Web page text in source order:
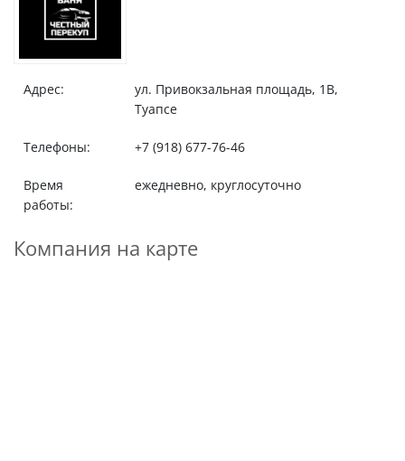
Адрес:
ул. Привокзальная площадь, 1В,
Туапсе
Телефоны: +7 (918) 677-76-46
Время
работы:
ежедневно, круглосуточно
Компания на карте